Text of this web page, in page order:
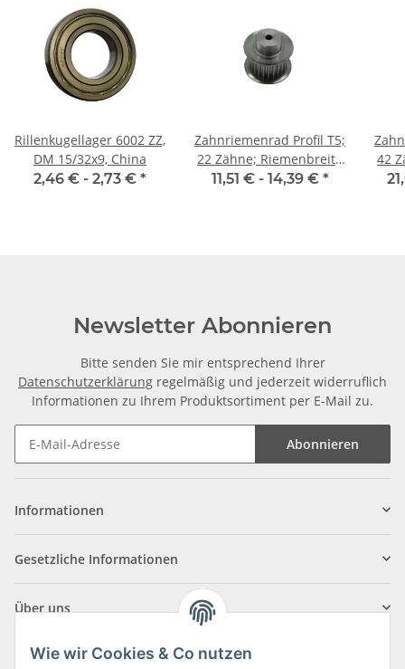
Rillenkugellager 6002 ZZ,
DM 15/32x9, China
2,46 € - 2,73 € *
Zahnriemenrad Profil T5;
22 Zähne; Riemenbreite
10 mm
11,51 € - 14,39 € *
42
Newsletter Abonnieren
Bitte senden Sie mir entsprechend Ihrer
Datenschutzerklärung regelmäßig und jederzeit widerruflich
Informationen zu Ihrem Produktsortiment per E-Mail zu.
Abonnieren
Informationen
Gesetzliche Informationen
Über uns
Wie wir Cookies & Co nutzen